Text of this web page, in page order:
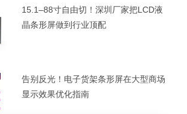
15.1–88寸自由切！深圳厂家把LCD液
晶条形屏做到行业顶配
告别反光！电子货架条形屏在大型商场
显示效果优化指南